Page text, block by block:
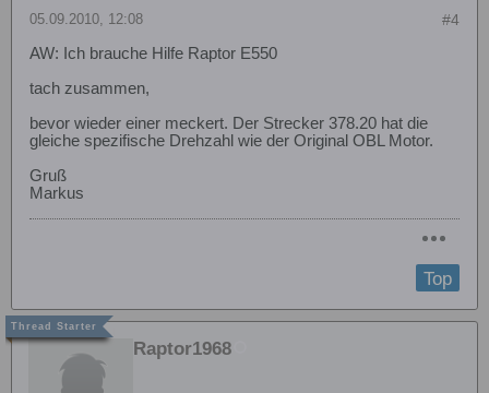
#4
05.09.2010, 12:08
AW: Ich brauche Hilfe Raptor E550
tach zusammen,
bevor wieder einer meckert. Der Strecker 378.20 hat die
gleiche spezifische Drehzahl wie der Original OBL Motor.
Gruß
Markus
Top
Raptor1968